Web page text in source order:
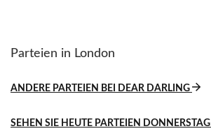
Parteien in London
ANDERE PARTEIEN BEI DEAR DARLING
SEHEN SIE HEUTE PARTEIEN DONNERSTAG